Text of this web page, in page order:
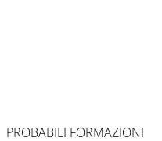
PROBABILI FORMAZIONI